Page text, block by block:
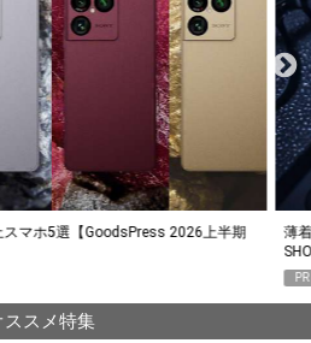
マホ5選【GoodsPress 2026上半期
薄着
ススメ特集